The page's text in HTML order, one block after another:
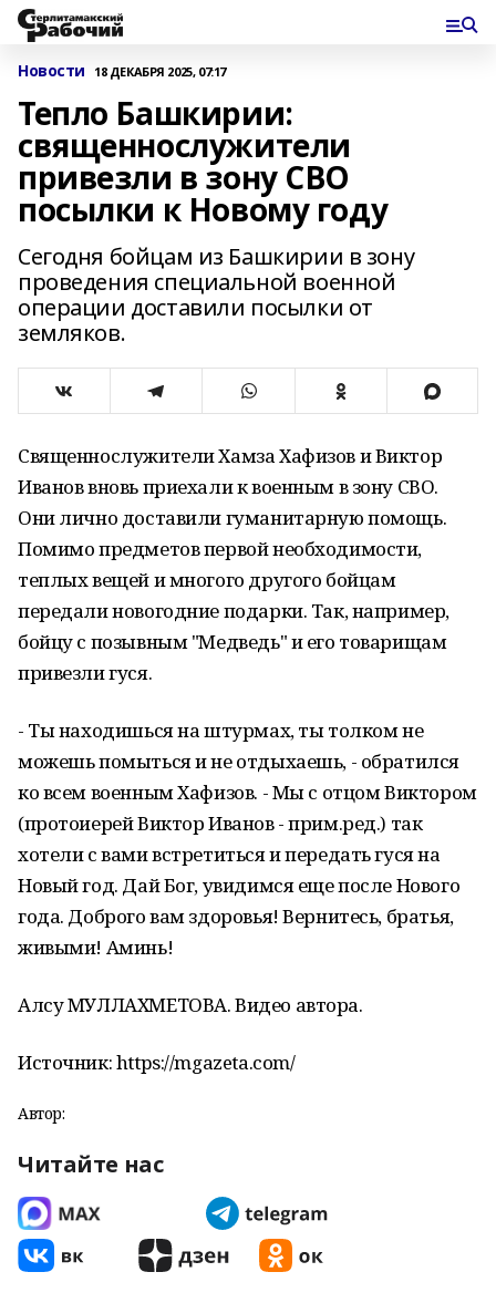
Новости 18 ДЕКАБРЯ 2025, 07:17
Тепло Башкирии:
священнослужители
привезли в зону СВО
посылки к Новому году
Сегодня бойцам из Башкирии в зону
проведения специальной военной
операции доставили посылки от
земляков.
Священнослужители Хамза Хафизов и Виктор
Иванов вновь приехали к военным в зону СВО.
Они лично доставили гуманитарную помощь.
Помимо предметов первой необходимости,
теплых вещей и многого другого бойцам
передали новогодние подарки. Так, например,
бойцу с позывным "Медведь" и его товарищам
привезли гуся.
- Ты находишься на штурмах, ты толком не
можешь помыться и не отдыхаешь, - обратился
ко всем военным Хафизов. - Мы с отцом Виктором
(протоиерей Виктор Иванов - прим.ред.) так
хотели с вами встретиться и передать гуся на
Новый год. Дай Бог, увидимся еще после Нового
года. Доброго вам здоровья! Вернитесь, братья,
живыми! Аминь!
Алсу МУЛЛАХМЕТОВА. Видео автора.
Источник: https://mgazeta.com/
Автор:
Читайте нас